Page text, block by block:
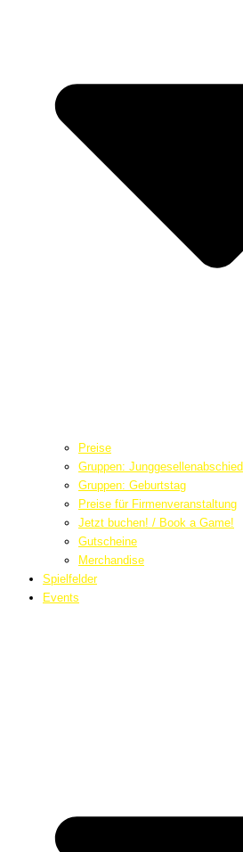
Preise
Gruppen: Junggesellenabschied
Gruppen: Geburtstag
Preise für Firmenveranstaltung
Jetzt buchen! / Book a Game!
Gutscheine
Merchandise
Spielfelder
Events